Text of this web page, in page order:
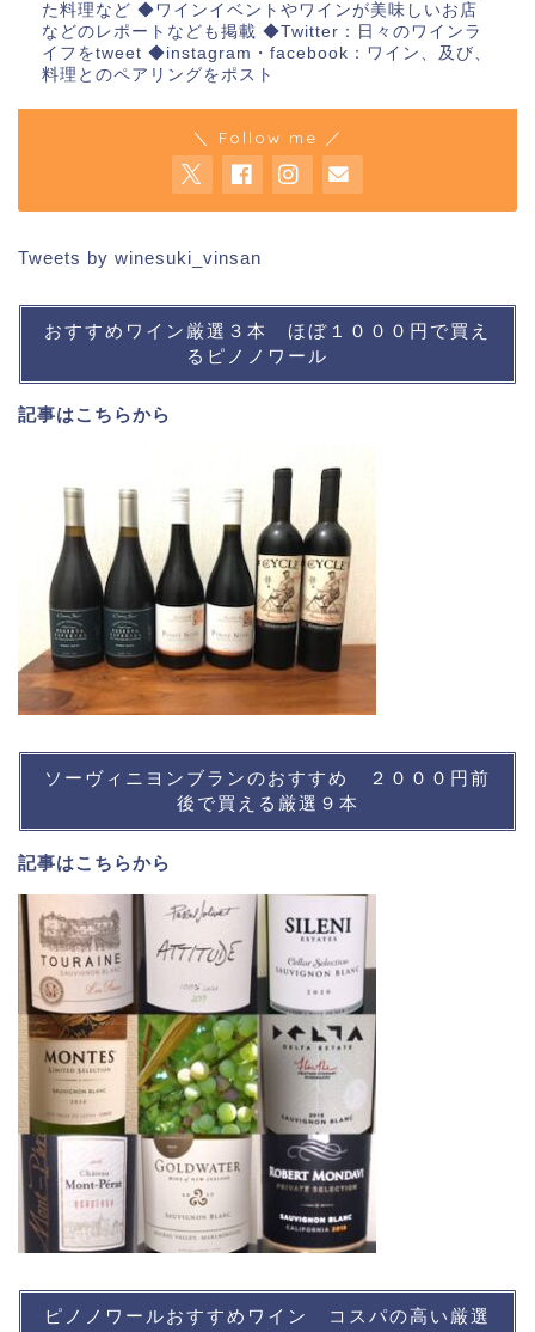
た料理など ◆ワインイベントやワインが美味しいお店
などのレポートなども掲載 ◆Twitter：日々のワインラ
イフをtweet ◆instagram・facebook：ワイン、及び、
料理とのペアリングをポスト
＼ Follow me ／
Tweets by winesuki_vinsan
おすすめワイン厳選３本 ほぼ１０００円で買え
るピノノワール
記事はこちらから
ソーヴィニヨンブランのおすすめ ２０００円前
後で買える厳選９本
記事はこちらから
ピノノワールおすすめワイン コスパの高い厳選